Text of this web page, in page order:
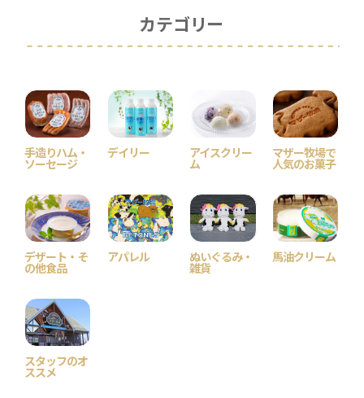
カテゴリー
手造りハム・
ソーセージ
デイリー アイスクリー
ム
マザー牧場で
人気のお菓子
デザート・そ
の他食品
アパレル ぬいぐるみ・
雑貨
馬油クリーム
スタッフのオ
ススメ